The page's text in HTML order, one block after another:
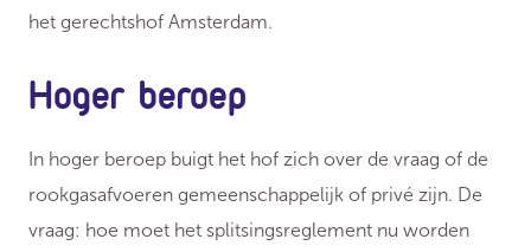
het gerechtshof Amsterdam.
Hoger beroep
In hoger beroep buigt het hof zich over de vraag of de
rookgasafvoeren gemeenschappelijk of privé zijn. De
vraag: hoe moet het splitsingsreglement nu worden